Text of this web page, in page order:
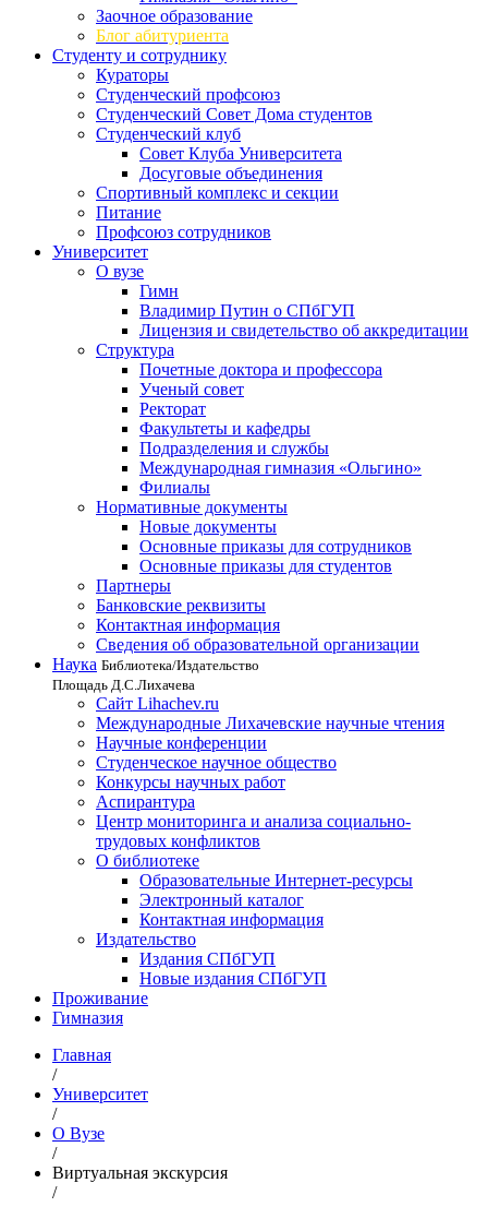
Заочное образование
Блог абитуриента
Студенту и сотруднику
Кураторы
Студенческий профсоюз
Студенческий Совет Дома студентов
Студенческий клуб
Совет Клуба Университета
Досуговые объединения
Спортивный комплекс и секции
Питание
Профсоюз сотрудников
Университет
О вузе
Гимн
Владимир Путин о СПбГУП
Лицензия и свидетельство об аккредитации
Структура
Почетные доктора и профессора
Ученый совет
Ректорат
Факультеты и кафедры
Подразделения и службы
Международная гимназия «Ольгино»
Филиалы
Нормативные документы
Новые документы
Основные приказы для сотрудников
Основные приказы для студентов
Партнеры
Банковские реквизиты
Контактная информация
Сведения об образовательной организации
Наука Библиотека/Издательство
Площадь Д.С.Лихачева
Сайт Lihachev.ru
Международные Лихачевские научные чтения
Научные конференции
Студенческое научное общество
Конкурсы научных работ
Аспирантура
Центр мониторинга и анализа социально-
трудовых конфликтов
О библиотеке
Образовательные Интернет-ресурсы
Электронный каталог
Контактная информация
Издательство
Издания СПбГУП
Новые издания СПбГУП
Проживание
Гимназия
Главная
/
Университет
/
О Вузе
/
Виртуальная экскурсия
/